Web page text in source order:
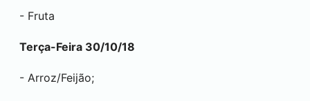
- Fruta
Terça-Feira 30/10/18
- Arroz/Feijão;